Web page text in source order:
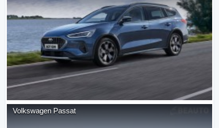
Volkswagen Passat